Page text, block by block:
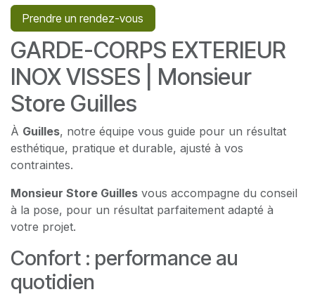
Prendre un rendez-vous
GARDE-CORPS EXTERIEUR
INOX VISSES | Monsieur
Store Guilles
À Guilles, notre équipe vous guide pour un résultat
esthétique, pratique et durable, ajusté à vos
contraintes.
Monsieur Store Guilles vous accompagne du conseil
à la pose, pour un résultat parfaitement adapté à
votre projet.
Confort : performance au
quotidien